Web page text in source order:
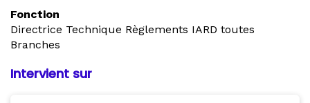
Fonction
Directrice Technique Règlements IARD toutes
Branches
Intervient sur